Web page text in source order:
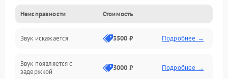
Управление и электроника
Клавиатура
Подключения и интерфейсы
Неисправности Стоимость
Звук искажается 3500 ₽ Подробнее →
Звук появляется с
задержкой
3000 ₽ Подробнее →